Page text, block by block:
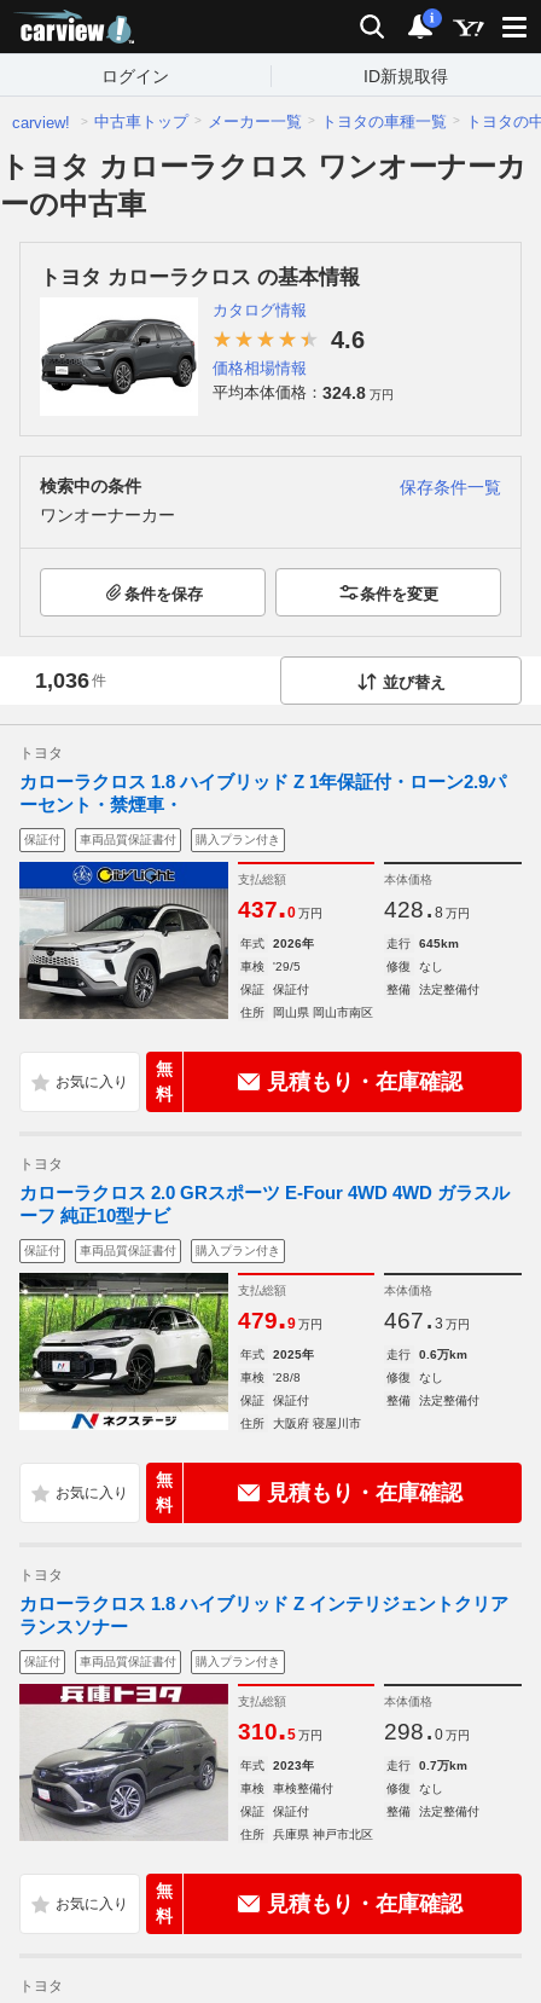
検索 通知
i
ログイン ID新規取得
carview! 中古車トップ メーカー一覧 トヨタの車種一覧 トヨタの
トヨタ カローラクロス ワンオーナーカ
ーの中古車
トヨタ カローラクロス の基本情報
カタログ情報
4.6
価格相場情報
平均本体価格： 324.8 万円
検索中の条件
保存条件一覧
ワンオーナーカー
条件を保存 条件を変更
1,036件 並び替え
トヨタ
カローラクロス 1.8 ハイブリッド Z 1年保証付・ローン2.9パ
ーセント・禁煙車・
保証付 車両品質保証書付 購入プラン付き
支払総額
437.0 万円
本体価格
428. 8 万円
年式 2026年 走行
645km
車検
'29/5 修復
なし
保証
保証付 整備
法定整備付
住所
岡山県 岡山市南区
無
料
見積もり・在庫確認
トヨタ
カローラクロス 2.0 GRスポーツ E-Four 4WD 4WD ガラスル
ーフ 純正10型ナビ
保証付 車両品質保証書付 購入プラン付き
支払総額
479.9 万円
本体価格
467. 3 万円
年式 2025年 走行
0.6万km
車検
'28/8 修復
なし
保証
保証付 整備
法定整備付
住所
大阪府 寝屋川市
無
料
見積もり・在庫確認
トヨタ
カローラクロス 1.8 ハイブリッド Z インテリジェントクリア
ランスソナー
保証付 車両品質保証書付 購入プラン付き
支払総額
310.5 万円
本体価格
298. 0 万円
年式 2023年 走行
0.7万km
車検
車検整備付 修復
なし
保証
保証付 整備
法定整備付
住所
兵庫県 神戸市北区
無
料
見積もり・在庫確認
トヨタ